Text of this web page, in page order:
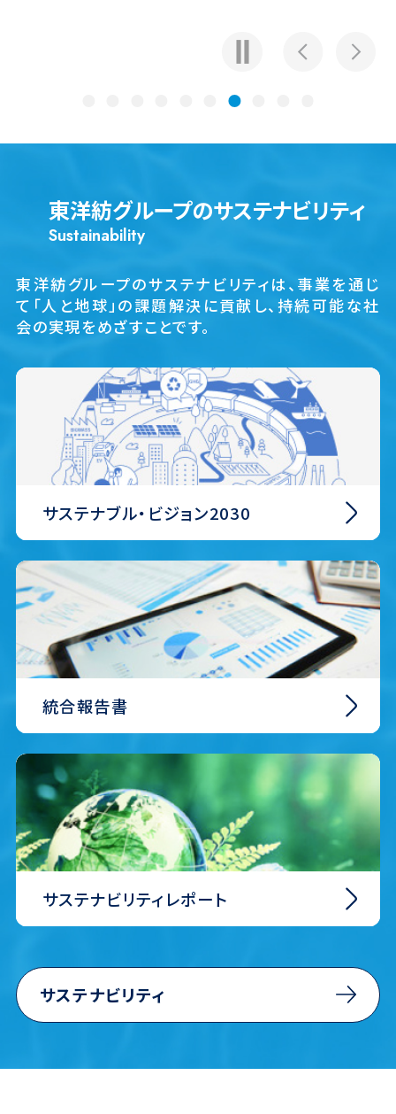
⁩東洋紡グループのサステナビリティ
Sustainability
東洋紡グループのサステナビリティは、 事業を通じ
て「人と地球」の課題解決に貢献し、持続可能な社
会の実現をめざすことです。
⁩サステナブル・ビジョン2030
⁩統合報告書
⁩サステナビリティレポート
⁩サステナビリティ